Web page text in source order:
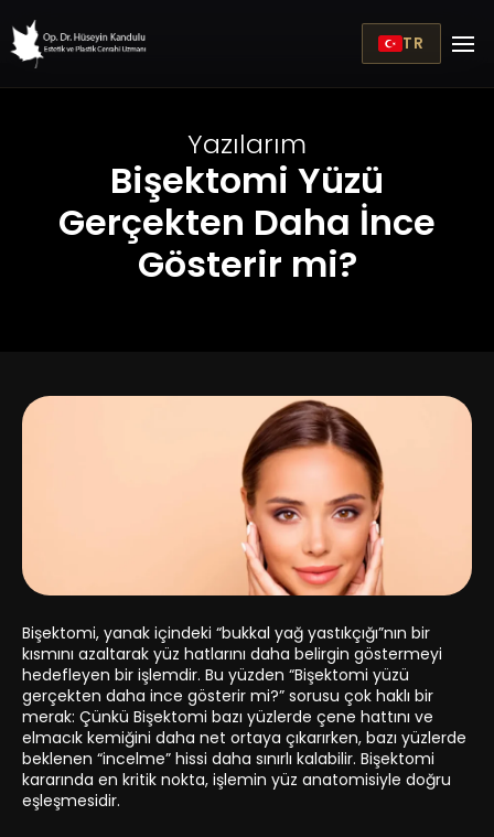
TR
Yazılarım
Bişektomi Yüzü
Gerçekten Daha İnce
Gösterir mi?
Bişektomi, yanak içindeki “bukkal yağ yastıkçığı”nın bir
kısmını azaltarak yüz hatlarını daha belirgin göstermeyi
hedefleyen bir işlemdir. Bu yüzden “Bişektomi yüzü
gerçekten daha ince gösterir mi?” sorusu çok haklı bir
merak: Çünkü Bişektomi bazı yüzlerde çene hattını ve
elmacık kemiğini daha net ortaya çıkarırken, bazı yüzlerde
beklenen “incelme” hissi daha sınırlı kalabilir. Bişektomi
kararında en kritik nokta, işlemin yüz anatomisiyle doğru
eşleşmesidir.